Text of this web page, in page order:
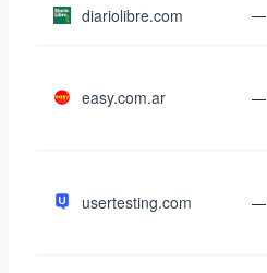
diariolibre.com —
easy.com.ar —
usertesting.com —